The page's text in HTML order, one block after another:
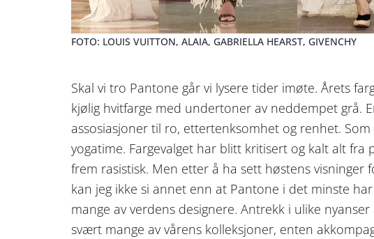
FOTO: LOUIS VUITTON, ALAIA, GABRIELLA HEARST, GIVENCHY
Skal vi tro Pantone går vi lysere tider imøte. Årets
kjølig hvitfarge med undertoner av neddempet grå.
assosiasjoner til ro, ettertenksomhet og renhet.
yogatime. Fargevalget har blitt kritisert og kalt alt
frem rasistisk. Men etter å ha sett høstens visninger
kan jeg ikke si annet enn at Pantone i det minste
mange av verdens designere. Antrekk i ulike
svært mange av vårens kolleksjoner, enten